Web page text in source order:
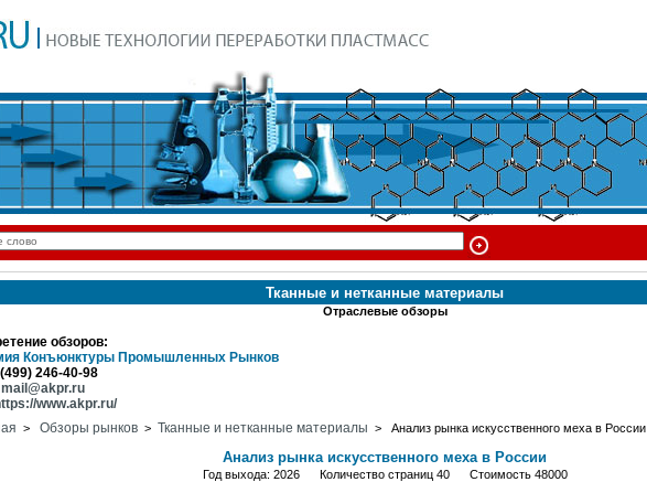
Тканные и нетканные материалы
Отраслевые обзоры
обзоров:
Конъюнктуры Промышленных Рынков
246-40-98
mail@akpr.ru
www.akpr.ru/
> Обзоры рынков > Тканные и нетканные материалы > Анализ рынка искусственного меха в России
Анализ рынка искусственного меха в России
Год выхода: 2026 Количество страниц 40 Стоимость 48000